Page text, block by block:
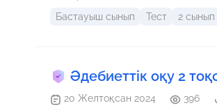
Бастауыш сынып
Тест 2 сынып
Әдебиеттік оқу 2
20 Желтоқсан 2024 396